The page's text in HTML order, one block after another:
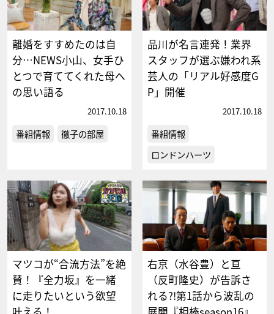
離婚をすすめたのは自
分…NEWS小山、女手ひ
とつで育ててくれた母へ
の思い語る
2017.10.18
番組情報 徹子の部屋
品川が名言連発！業界
スタッフが選ぶ嫌われ系
芸人の「リアル好感度G
P」開催
2017.10.18
番組情報
ロンドンハーツ
マツコが“合流方法”を絶
賛！『全力坂』を一緒
に走りたいという欲望
右京（水谷豊）と亘
（反町隆史）が告訴さ
れる?!第1話から波乱の